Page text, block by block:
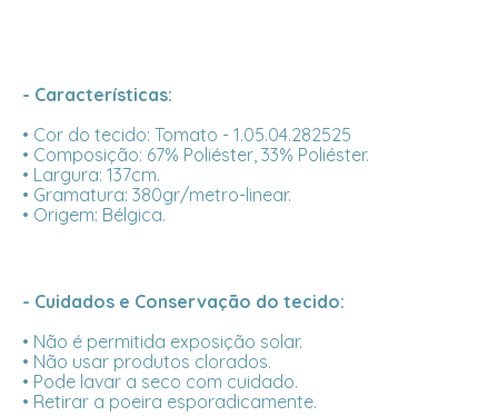
- Características:
• Cor do tecido: Tomato - 1.05.04.282525
• Composição: 67% Poliéster, 33% Poliéster.
• Largura: 137cm.
• Gramatura: 380gr/metro-linear.
• Origem: Bélgica.
- Cuidados e Conservação do tecido:
• Não é permitida exposição solar.
• Não usar produtos clorados.
• Pode lavar a seco com cuidado.
• Retirar a poeira esporadicamente.